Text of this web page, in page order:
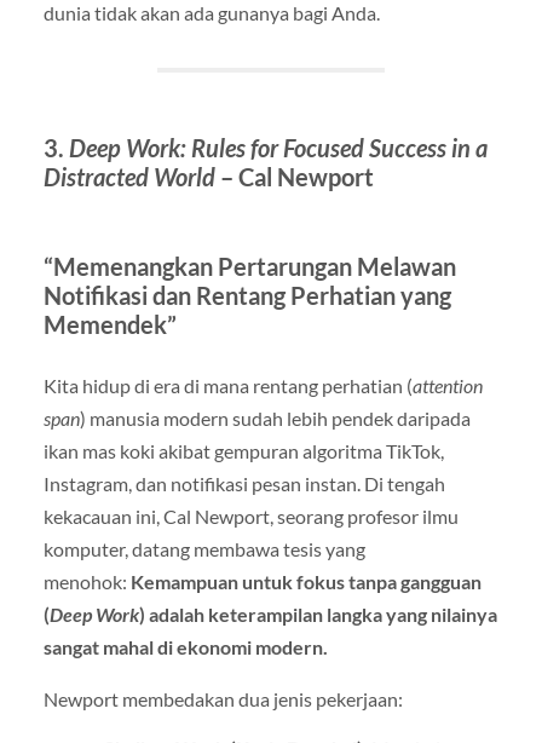
dunia tidak akan ada gunanya bagi Anda.
3. Deep Work: Rules for Focused Success in a
Distracted World– Cal Newport
“Memenangkan Pertarungan Melawan
Notifikasi dan Rentang Perhatian yang
Memendek”
Kita hidup di era di mana rentang perhatian (attention
span) manusia modern sudah lebih pendek daripada
ikan mas koki akibat gempuran algoritma TikTok,
Instagram, dan notifikasi pesan instan. Di tengah
kekacauan ini, Cal Newport, seorang profesor ilmu
komputer, datang membawa tesis yang
menohok: Kemampuan untuk fokus tanpa gangguan
(Deep Work) adalah keterampilan langka yang nilainya
sangat mahal di ekonomi modern.
Newport membedakan dua jenis pekerjaan: